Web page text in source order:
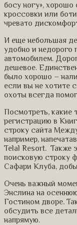
босу ногу»,
кроссовки или
чревато
И еще небольшая
удобно и недорого
автомобилем.
дешевое.
было хорошо –
если вы не хотите
охоты всегда
Посмотреть, какие
регистрацию в
строку сайта
например,
Telal Resort. Также
поисковую строку
Сафари Клуба,
Очень важный
Энслина на
Гостином дворе.
обсудить все
напрямую.